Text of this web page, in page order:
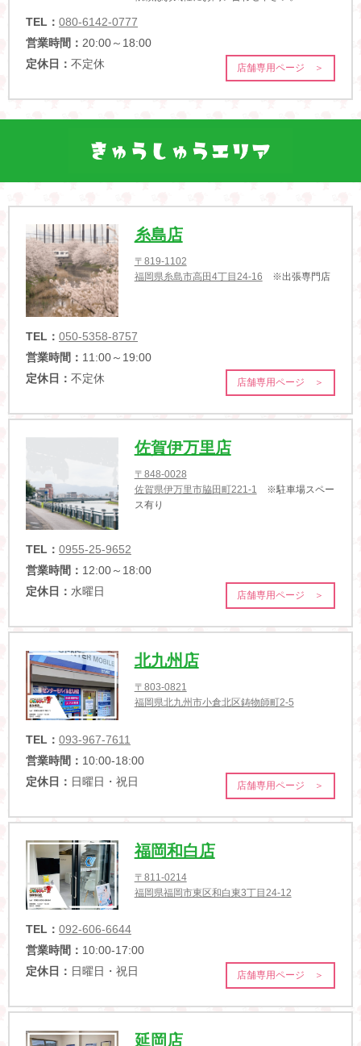
TEL： 080-6142-0777
営業時間： 20:00～18:00
定休日： 不定休 店舗専用ページ ＞
糸島店
〒819-1102
福岡県糸島市高田4丁目24-16 ※出張専門店
TEL： 050-5358-8757
営業時間： 11:00～19:00
定休日： 不定休 店舗専用ページ ＞
佐賀伊万里店
〒848-0028
佐賀県伊万里市脇田町221-1 ※駐車場スペー
ス有り
TEL： 0955-25-9652
営業時間： 12:00～18:00
定休日： 水曜日 店舗専用ページ ＞
北九州店
〒803-0821
福岡県北九州市小倉北区鋳物師町2-5
TEL： 093-967-7611
営業時間： 10:00-18:00
定休日： 日曜日・祝日 店舗専用ページ ＞
福岡和白店
〒811-0214
福岡県福岡市東区和白東3丁目24-12
TEL： 092-606-6644
営業時間： 10:00-17:00
定休日： 日曜日・祝日 店舗専用ページ ＞
延岡店